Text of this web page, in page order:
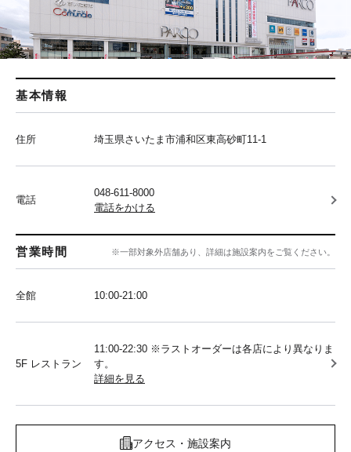
基本情報
住所 埼玉県さいたま市浦和区東高砂町11-1
電話
048-611-8000
電話をかける
営業時間 ※一部対象外店舗あり、詳細は施設案内をご覧ください。
全館 10:00‐21:00
5F レストラン
11:00-22:30 ※ラストオーダーは各店により異なりま
す。
詳細を見る
アクセス・施設案内